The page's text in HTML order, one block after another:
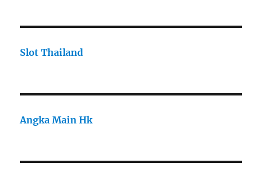
Slot Thailand
Angka Main Hk